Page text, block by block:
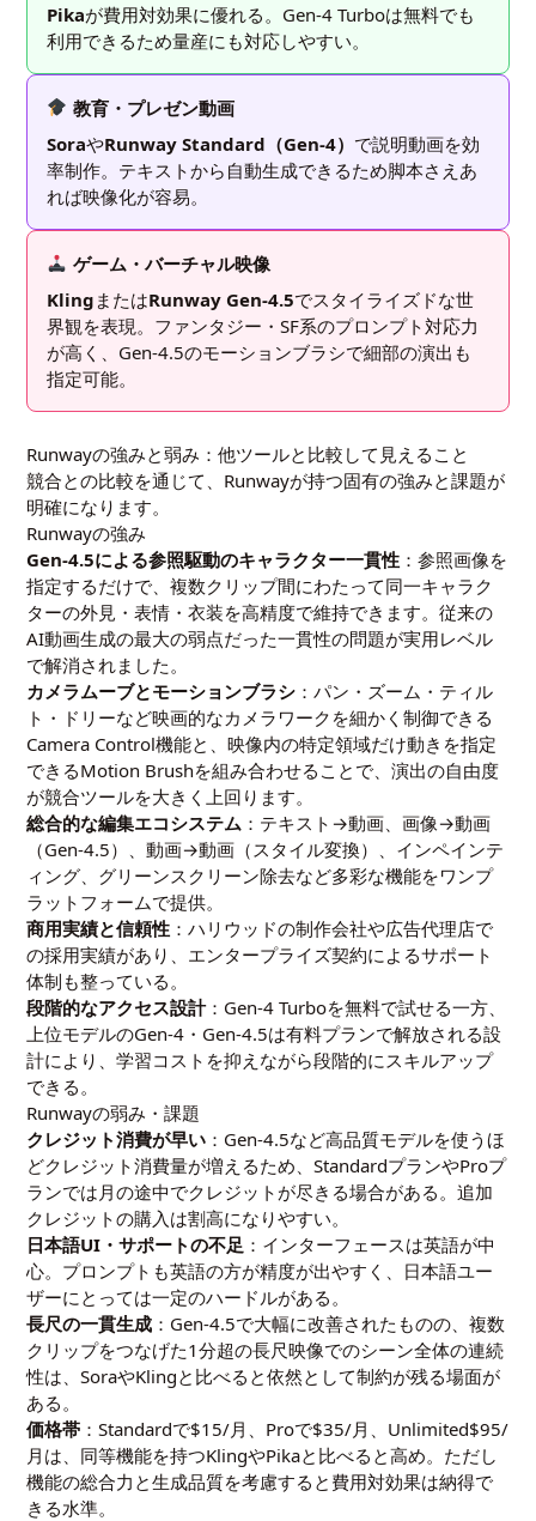
Pikaが費用対効果に優れる。Gen-4 Turboは無料でも
利用できるため量産にも対応しやすい。
教育・プレゼン動画
SoraやRunway Standard（Gen-4） で説明動画を効
率制作。テキストから自動生成できるため脚本さえあ
れば映像化が容易。
ゲーム・バーチャル映像
Kling またはRunway Gen-4.5でスタイライズドな世
界観を表現。ファンタジー・SF系のプロンプト対応力
が高く、Gen-4.5のモーションブラシで細部の演出も
指定可能。
Runwayの強みと弱み：他ツールと比較して見えること
競合との比較を通じて、Runwayが持つ固有の強みと課題が
明確になります。
Runwayの強み
Gen-4.5による参照駆動のキャラクター一貫性 ：参照画像を
指定するだけで、複数クリップ間にわたって同一キャラク
ターの外見・表情・衣装を高精度で維持できます。従来の
AI動画生成の最大の弱点だった一貫性の問題が実用レベル
で解消されました。
カメラムーブとモーションブラシ ：パン・ズーム・ティル
ト・ドリーなど映画的なカメラワークを細かく制御できる
Camera Control機能と、映像内の特定領域だけ動きを指定
できるMotion Brushを組み合わせることで、演出の自由度
が競合ツールを大きく上回ります。
総合的な編集エコシステム ：テキスト→動画、画像→動画
（Gen-4.5）、動画→動画（スタイル変換）、インペインテ
ィング、グリーンスクリーン除去など多彩な機能をワンプ
ラットフォームで提供。
商用実績と信頼性 ：ハリウッドの制作会社や広告代理店で
の採用実績があり、エンタープライズ契約によるサポート
体制も整っている。
段階的なアクセス設計：Gen-4 Turboを無料で試せる一方、
上位モデルのGen-4・Gen-4.5は有料プランで解放される設
計により、学習コストを抑えながら段階的にスキルアップ
できる。
Runwayの弱み・課題
クレジット消費が早い ：Gen-4.5など高品質モデルを使うほ
どクレジット消費量が増えるため、StandardプランやProプ
ランでは月の途中でクレジットが尽きる場合がある。追加
クレジットの購入は割高になりやすい。
日本語UI・サポートの不足 ：インターフェースは英語が中
心。プロンプトも英語の方が精度が出やすく、日本語ユー
ザーにとっては一定のハードルがある。
長尺の一貫生成 ：Gen-4.5で大幅に改善されたものの、複数
クリップをつなげた1分超の長尺映像でのシーン全体の連続
性は、SoraやKlingと比べると依然として制約が残る場面が
ある。
価格帯 ：Standardで$15/月、Proで$35/月、Unlimited$95/
月は、同等機能を持つKlingやPikaと比べると高め。ただし
機能の総合力と生成品質を考慮すると費用対効果は納得で
きる水準。